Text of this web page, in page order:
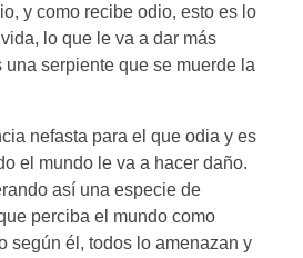
y como recibe odio, esto es lo
lo que le va a dar más
una serpiente que se muerde la
nefasta para el que odia y es
el mundo le va a hacer daño.
así una especie de
perciba el mundo como
según él, todos lo amenazan y